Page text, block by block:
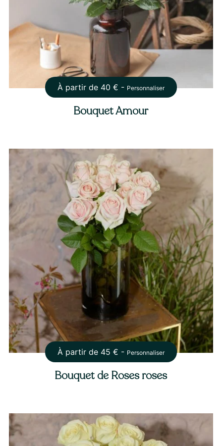
À partir de 40 € - Personnaliser
Bouquet Amour
À partir de 45 € - Personnaliser
Bouquet de Roses roses